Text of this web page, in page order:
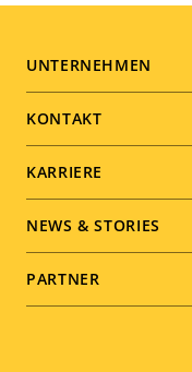
Footer
menu
UNTERNEHMEN
KONTAKT
KARRIERE
NEWS & STORIES
PARTNER